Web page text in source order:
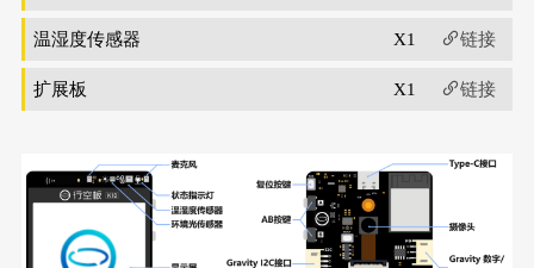
温湿度传感器 X1 链接
扩展板 X1 链接